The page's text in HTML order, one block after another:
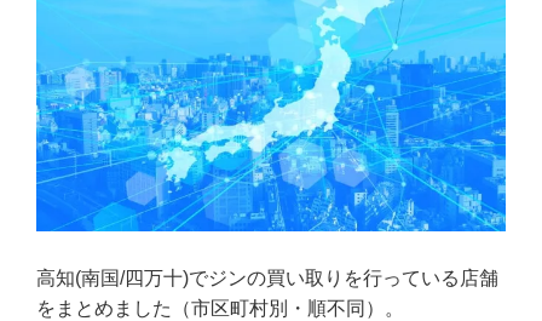
高知(南国/四万十)でジンの買い取りを行っている店舗
をまとめました（市区町村別・順不同）。